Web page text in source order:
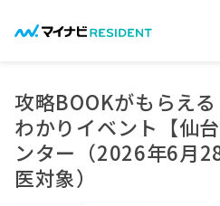
攻略BOOKがもらえ
わかりイベント【仙
ンター（2026年6月
医対象）